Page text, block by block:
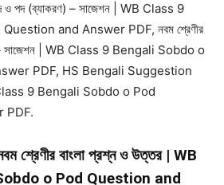
ও পদ (ব্যাকরণ) – সাজেশন | WB Class 9
and Answer PDF, নবম শ্রেণীর
– সাজেশন | WB Class 9 Bengali Sobdo o
PDF, HS Bengali Suggestion
9 Bengali Sobdo o Pod
PDF.
শ্রেণীর বাংলা প্রশ্ন ও উত্তর | WB
o Pod Question and